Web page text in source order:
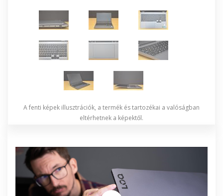
A fenti képek illusztrációk, a termék és tartozékai a valóságban
eltérhetnek a képektől.